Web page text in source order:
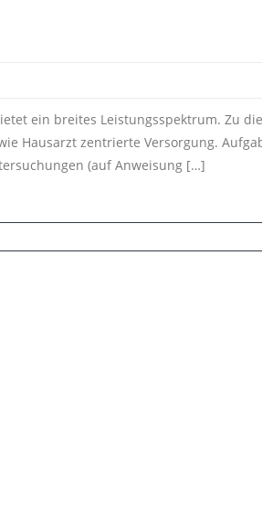
ein breites Leistungsspektrum. Zu
Hausarzt zentrierte Versorgung.
(auf Anweisung […]